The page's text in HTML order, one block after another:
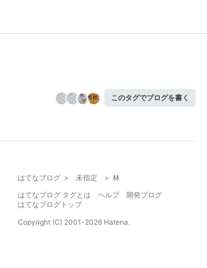
このタグでブログを書く
はてなブログ > 未指定 > 林
はてなブログ タグとは
ヘルプ
開発ブログ
はてなブログトップ
Copyright (C) 2001-2026 Hatena.